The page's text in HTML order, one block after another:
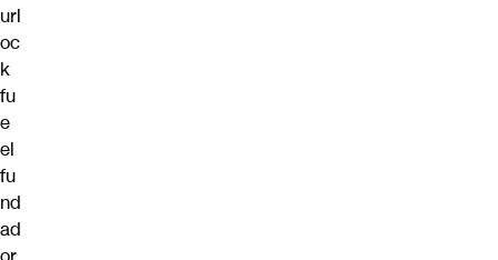
url
oc
k
fu
e
el
fu
nd
ad